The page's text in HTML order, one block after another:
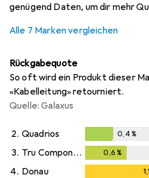
genügend Daten, um dir mehr
Alle 7 Marken vergleichen
Rückgabequote
So oft wird ein Produkt dieser
«Kabelleitung» retourniert.
Quelle: Galaxus
2. Quadrios
0,4%
0,4%
3. Tru Components 0,6 %
4. Donau 1,1